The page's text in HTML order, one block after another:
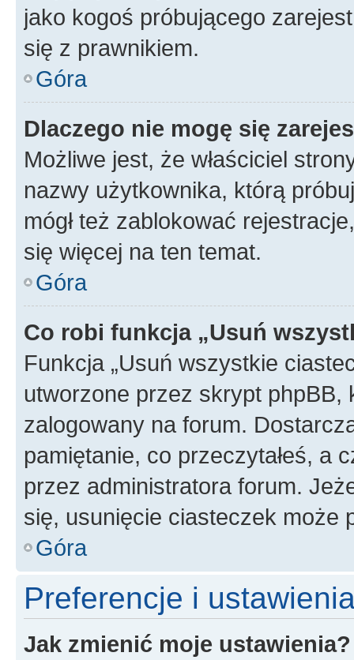
jako kogoś próbującego
się z prawnikiem.
Góra
Dlaczego nie mogę się
Możliwe jest, że właściciel
nazwy użytkownika, którą
mógł też zablokować
się więcej na ten temat.
Góra
Co robi funkcja „Usuń
Funkcja „Usuń wszystkie
utworzone przez skrypt
zalogowany na forum.
pamiętanie, co przeczytałeś, a
przez administratora forum.
się, usunięcie ciasteczek może
Góra
Preferencje i
Jak zmienić moje ustawienia?